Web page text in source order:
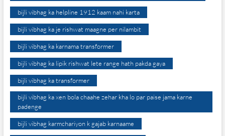
bijli vibhag ka helpline 1912 kaam nahi karta
bijli vibhag ka je rishwat maagne per nilambit
bijli vibhag ka karnama transformer
bijli vibhag ka lipik rishwat lete range hath pakda gaya
bijli vibhag ka transformer
bijli vibhag ka xen bola chaahe zehar kha lo par paise jama karne
padenge
bijli vibhag karmchariyon k gajab karnaame